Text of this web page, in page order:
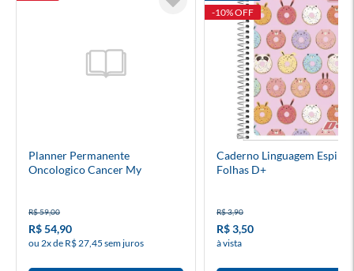
Planner Permanente
Oncologico Cancer My
R$ 59,00
R$ 54,90
ou 2x de R$ 27,45 sem juros
-10% OFF
Caderno Linguagem Espiral
Folhas D+
R$ 3,90
R$ 3,50
à vista